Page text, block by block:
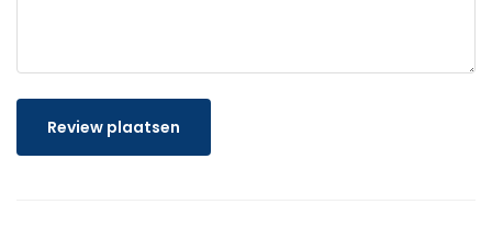
Review plaatsen